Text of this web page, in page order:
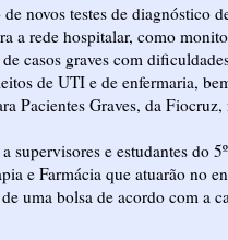
novos testes de diagnóstico
a rede hospitalar, como
casos graves com
de UTI e de enfermaria,
Pacientes Graves, da
supervisores e estudantes do
e Farmácia que atuarão no
uma bolsa de acordo com a